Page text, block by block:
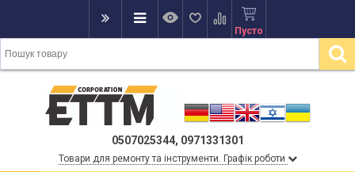
Пусто
0507025344, 0971331301
Товари для ремонту та інструменти. Графік роботи